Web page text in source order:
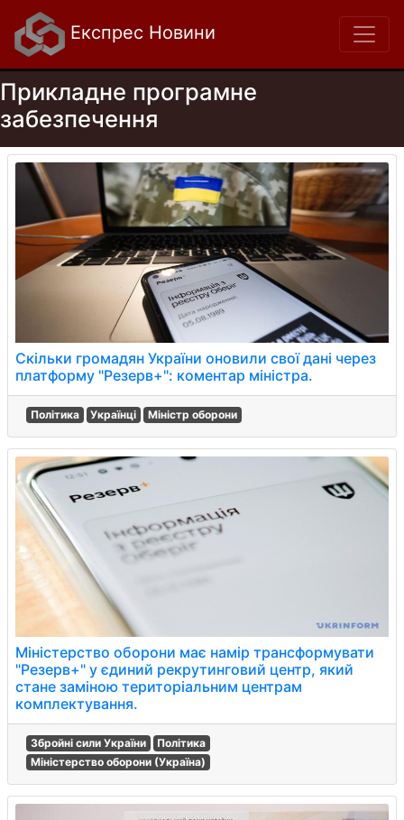
Експрес Новини
Прикладне програмне
забезпечення
Скільки громадян України оновили свої дані через
платформу "Резерв+": коментар міністра.
Політика Українці Міністр оборони
Міністерство оборони має намір трансформувати
"Резерв+" у єдиний рекрутинговий центр, який
стане заміною територіальним центрам
комплектування.
Збройні сили України
Політика
Міністерство оборони (Україна)